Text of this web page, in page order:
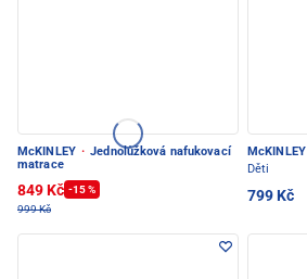
McKINLEY · Jednolůžková nafukovací
matrace
849 Kč -15 %
999 Kč
McKINLEY
Děti
799 Kč